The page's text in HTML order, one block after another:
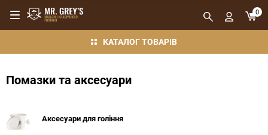
КАТАЛОГ ТОВАРІВ
0
Помазки та аксесуари
Аксесуари для гоління